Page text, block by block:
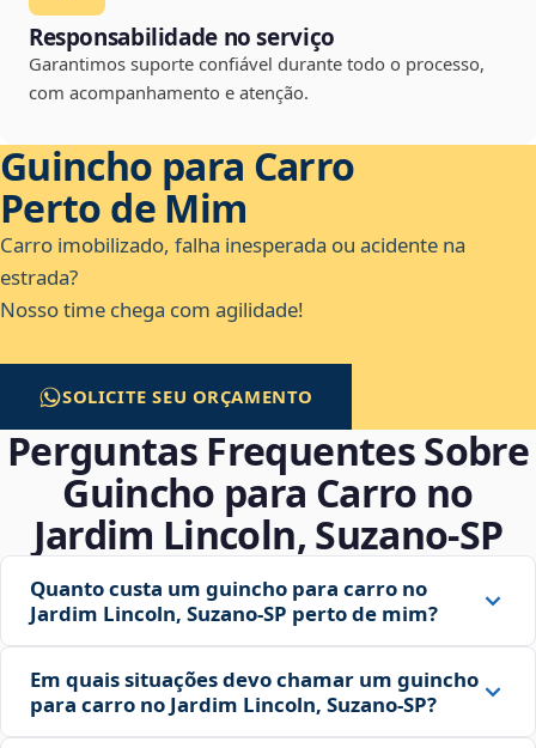
Responsabilidade no serviço
Garantimos suporte confiável durante todo o processo,
com acompanhamento e atenção.
Guincho para Carro
Perto de Mim
Carro imobilizado, falha inesperada ou acidente na
estrada?
Nosso time chega com agilidade!
SOLICITE SEU ORÇAMENTO
Perguntas Frequentes Sobre
Guincho para Carro no
Jardim Lincoln, Suzano‑SP
Quanto custa um guincho para carro no
Jardim Lincoln, Suzano‑SP perto de mim?
Em quais situações devo chamar um guincho
para carro no Jardim Lincoln, Suzano‑SP?